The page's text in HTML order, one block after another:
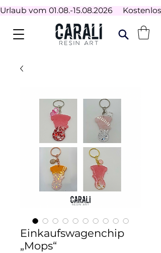
Urlaub vom 01.08.-15.08.2026
Einkaufswagenchip
„Mops“